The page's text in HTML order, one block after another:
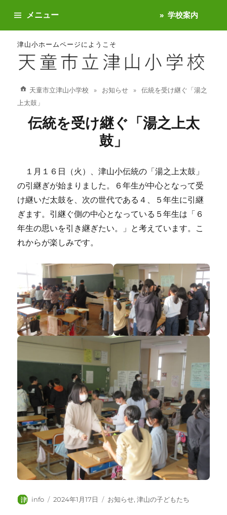
津山小ホームページにようこそ
メニュー 学校案内
天童市立津山小学校 お知らせ
伝統を受け継ぐ「湯之
上太鼓」
伝統を受け継ぐ「湯之上太
鼓」
１月１６日（火）、津山小伝統の「湯之上太鼓」
の引継ぎが始まりました。６年生が中心となって受
け継いだ太鼓を、次の世代である４、５年生に引継
ぎます。引継ぐ側の中心となっている５年生は「６
年生の思いを引き継ぎたい。」と考えています。こ
れからが楽しみです。
投
info
投
2024年1月17日
カ
お知らせ,津山の子どもたち